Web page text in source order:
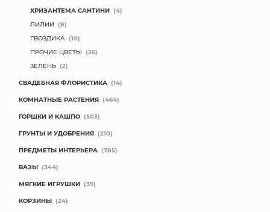
ХРИЗАНТЕМА САНТИНИ (4)
ЛИЛИИ (8)
ГВОЗДИКА (10)
ПРОЧИЕ ЦВЕТЫ (26)
ЗЕЛЕНЬ (2)
СВАДЕБНАЯ ФЛОРИСТИКА (14)
КОМНАТНЫЕ РАСТЕНИЯ (464)
ГОРШКИ И КАШПО (503)
ГРУНТЫ И УДОБРЕНИЯ (210)
ПРЕДМЕТЫ ИНТЕРЬЕРА (785)
ВАЗЫ (344)
МЯГКИЕ ИГРУШКИ (39)
КОРЗИНЫ (24)